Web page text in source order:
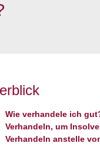
Wie verhandele ich
Verhandeln, um
Verhandeln anstelle